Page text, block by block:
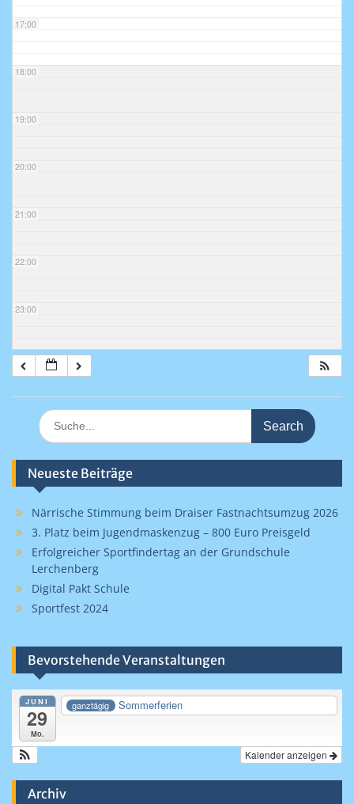
17:00
18:00
19:00
20:00
21:00
22:00
23:00
Search
for:
Neueste Beiträge
Närrische Stimmung beim Draiser Fastnachtsumzug 2026
3. Platz beim Jugendmaskenzug – 800 Euro Preisgeld
Erfolgreicher Sportfindertag an der Grundschule
Lerchenberg
Digital Pakt Schule
Sportfest 2024
Bevorstehende Veranstaltungen
JUNI
29
Mo.
ganztägig Sommerferien
Kalender anzeigen
Archiv